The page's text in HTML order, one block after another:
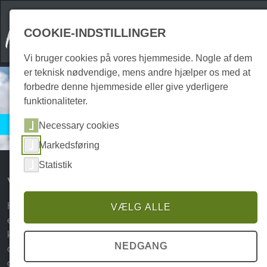
Harzspots Service
Vejret i Harzen
Vejret i Harzen
Harzen, Tysklands nordligste lave bjergkæde, byder på
en imponerende variation af landskaber - men vejret her
kan være lige så varieret. Med vores aktuelle vejrdata kan
du bevare overblikket og planlægge dine aktiviteter på
den bedst mulige måde. Uanset om du planlægger en
COOKIE-INDSTILLINGER
Vi bruger cookies på vores hjemmeside. Nogle af dem
er teknisk nødvendige, mens andre hjælper os med at
forbedre denne hjemmeside eller give yderligere
funktionaliteter.
Necessary cookies
Markedsføring
Statistik
VÆLG ALLE
NEDGANG